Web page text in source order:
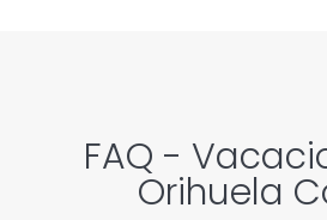
FAQ -
Orihuela